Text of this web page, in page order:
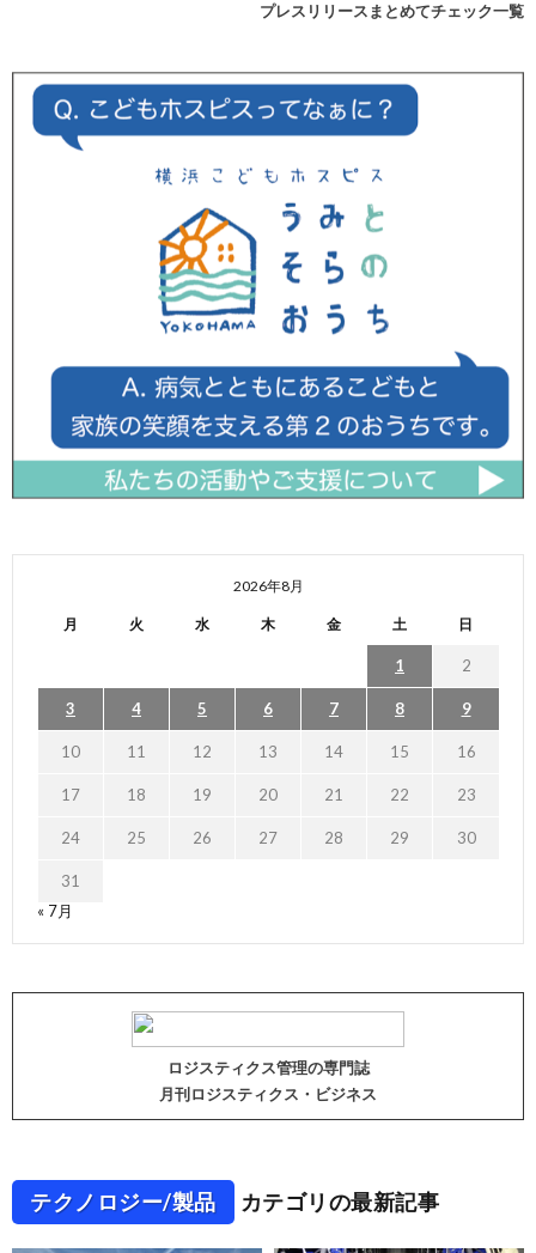
プレスリリースまとめてチェック一覧
2026年8月
月 火 水 木 金 土 日
1 2
3 4 5 6 7 8 9
10 11 12 13 14 15 16
17 18 19 20 21 22 23
24 25 26 27 28 29 30
31
« 7月
ロジスティクス管理の専門誌
月刊ロジスティクス・ビジネス
テクノロジー/製品 カテゴリの最新記事